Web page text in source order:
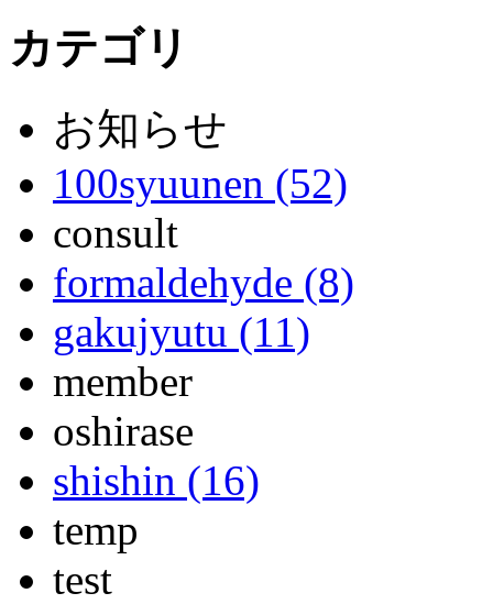
カテゴリ
お知らせ
100syuunen (52)
consult
formaldehyde (8)
gakujyutu (11)
member
oshirase
shishin (16)
temp
test